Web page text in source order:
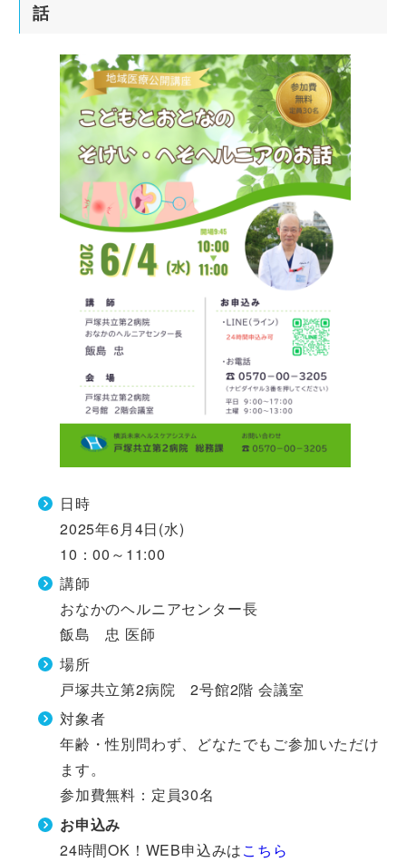
話
日時
2025年6月4日(水)
10：00～11:00
講師
おなかのヘルニアセンター長
飯島 忠 医師
場所
戸塚共立第2病院 2号館2階 会議室
対象者
年齢・性別問わず、どなたでもご参加いただけ
ます。
参加費無料：定員30名
お申込み
24時間OK！WEB申込みはこちら